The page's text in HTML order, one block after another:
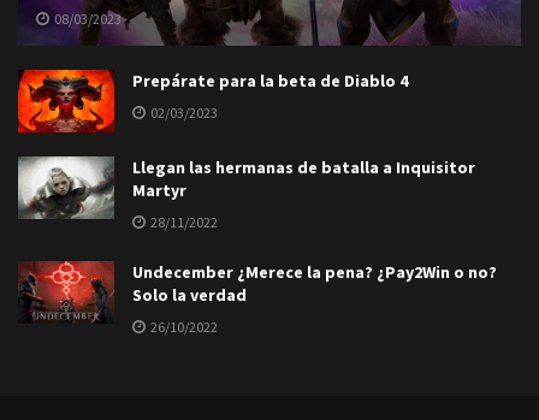
08/03/2023
Prepárate para la beta de Diablo 4
02/03/2023
Llegan las hermanas de batalla a Inquisitor
Martyr
28/11/2022
Undecember ¿Merece la pena? ¿Pay2Win o no?
Solo la verdad
26/10/2022